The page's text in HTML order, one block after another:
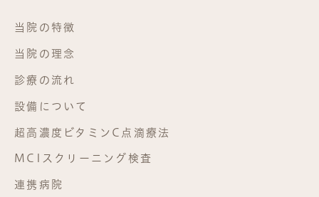
当院の特徴
当院の理念
診療の流れ
設備について
超高濃度ビタミンC点滴療法
MCIスクリーニング検査
連携病院